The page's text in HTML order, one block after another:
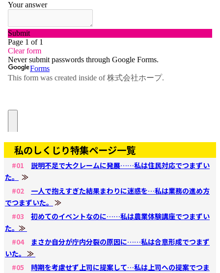
私のしくじり特集ページ一覧
#01
説明不足で大クレームに発展……私は住民対応でつまずい
た。
≫
#02
一人で抱えすぎた結果まわりに迷惑を…私は業務の進め方
でつまずいた。 ≫
#03
初めてのイベントなのに……私は農業体験講座でつまずい
た。 ≫
#04
まさか自分が庁内分裂の原因に……私は合意形成でつまず
いた。 ≫
#05
時期を考慮せず上司に提案して…私は上司への提案でつま